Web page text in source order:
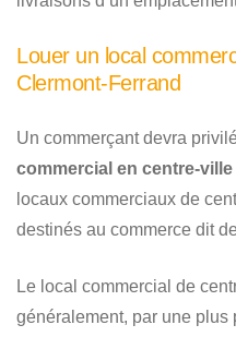
Louer un local
Clermont-Ferrand
Un commerçant devra
commercial en centre-ville
locaux commerciaux de
destinés au commerce dit
Le local commercial de
généralement, par une plus